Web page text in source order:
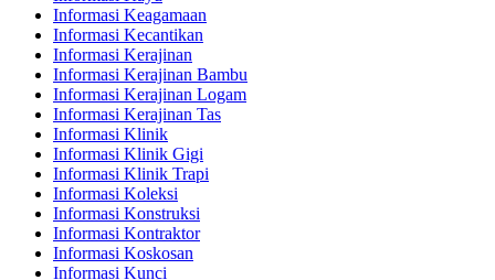
Informasi Keagamaan
Informasi Kecantikan
Informasi Kerajinan
Informasi Kerajinan Bambu
Informasi Kerajinan Logam
Informasi Kerajinan Tas
Informasi Klinik
Informasi Klinik Gigi
Informasi Klinik Trapi
Informasi Koleksi
Informasi Konstruksi
Informasi Kontraktor
Informasi Koskosan
Informasi Kunci